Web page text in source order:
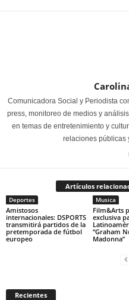
Comunicadora Social y Periodista
press, monitoreo de medios y
en temas de entretenimiento y
relaciones públicas
Artículos
Deportes
Amistosos
internacionales: DSPORTS
transmitirá partidos de la
pretemporada de fútbol
europeo
Musica
Film&Arts
exclusiva
“Graham
Madonna”
Recientes